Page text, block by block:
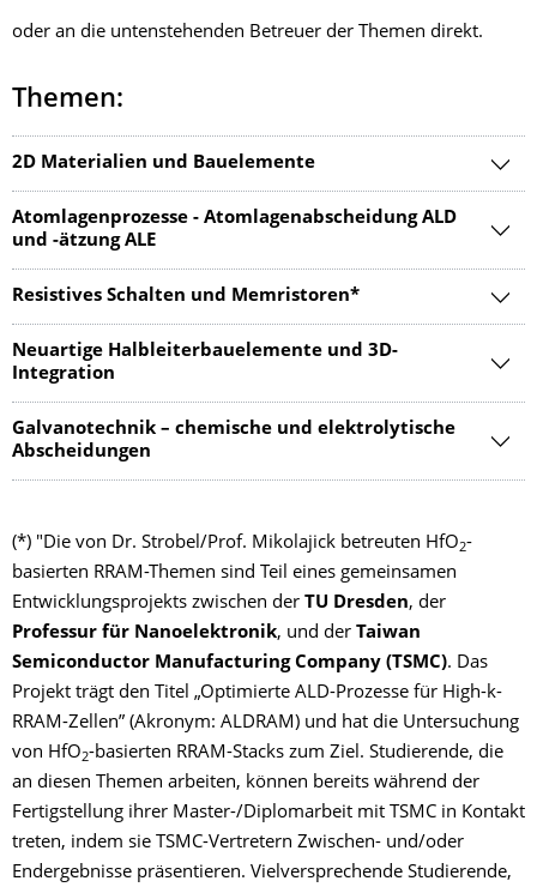
oder an die untenstehenden Betreuer der Themen direkt.
Themen:
2D Materialien und Bauelemente
Atomlagenprozesse - Atomlagenabscheidung ALD
und -ätzung ALE
Resistives Schalten und Memristoren*
Neuartige Halbleiterbauelemente und 3D-
Integration
Galvanotechnik – chemische und elektrolytische
Abscheidungen
(*) "Die von Dr. Strobel/Prof. Mikolajick betreuten HfO2-
basierten RRAM-Themen sind Teil eines gemeinsamen
Entwicklungsprojekts zwischen der TU Dresden, der
Professur für Nanoelektronik, und der Taiwan
Semiconductor Manufacturing Company (TSMC). Das
Projekt trägt den Titel „Optimierte ALD-Prozesse für High-k-
RRAM-Zellen” (Akronym: ALDRAM) und hat die Untersuchung
von HfO2-basierten RRAM-Stacks zum Ziel. Studierende, die
an diesen Themen arbeiten, können bereits während der
Fertigstellung ihrer Master-/Diplomarbeit mit TSMC in Kontakt
treten, indem sie TSMC-Vertretern Zwischen- und/oder
Endergebnisse präsentieren. Vielversprechende Studierende,